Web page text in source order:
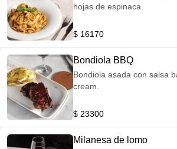
hojas de espinaca.
$ 16170
Bondiola BBQ
Bondiola asada con salsa
cream.
$ 23300
Milanesa de lomo